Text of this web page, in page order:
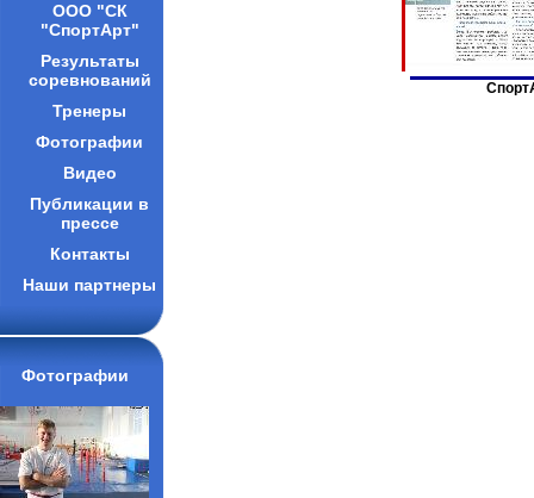
ООО "СК
"СпортАрт"
Результаты
соревнований
Тренеры
Фотографии
Видео
Публикации в
прессе
Контакты
Наши партнеры
Фотографии